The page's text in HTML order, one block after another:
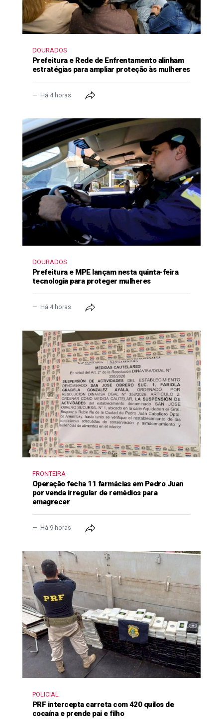
DOURADOS
Prefeitura e Rede de Enfrentamento alinham
estratégias para ampliar proteção às mulheres
Há 4 horas
DOURADOS
Prefeitura e MPE lançam nesta quinta-feira
tecnologia para proteger mulheres
Há 4 horas
FRONTEIRA
Operação fecha 11 farmácias em Pedro Juan
por venda irregular de remédios para
emagrecer
Há 9 horas
POLICIAL
PRF intercepta carreta com 420 quilos de
cocaína e prende pai e filho